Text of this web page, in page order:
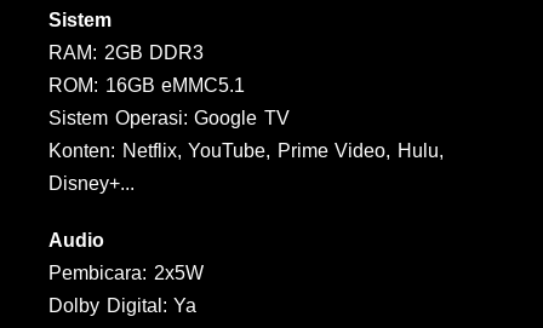
Sistem
RAM: 2GB DDR3
ROM: 16GB eMMC5.1
Sistem Operasi: Google TV
Konten: Netflix, YouTube, Prime Video, Hulu,
Disney+...
Audio
Pembicara: 2x5W
Dolby Digital: Ya